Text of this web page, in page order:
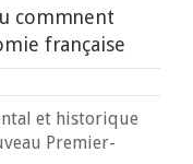
commnent
française
et historique
Premier-